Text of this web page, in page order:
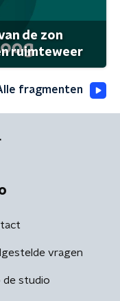
de zon
ruimteweer
fragmenten
vragen
de studio